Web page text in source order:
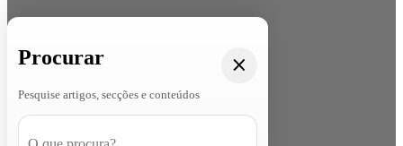
Procurar
Pesquise artigos, secções e conteúdos